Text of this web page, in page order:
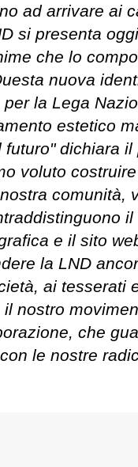
ad arrivare ai
si presenta
che lo
nuova
la Lega
estetico
dichiara il
voluto
comunità,
e il sito
la LND
ai tesserati
nostro
che
le nostre